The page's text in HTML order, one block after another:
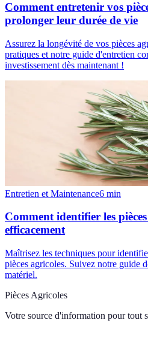
Comment entretenir vos
prolonger leur durée de vie
Assurez la longévité de vos pièces
pratiques et notre guide d'entretien
investissement dès maintenant !
Entretien et Maintenance6 min
Comment identifier les
efficacement
Maîtrisez les techniques pour
pièces agricoles. Suivez notre guide
matériel.
Pièces Agricoles
Votre source d'information pour tout